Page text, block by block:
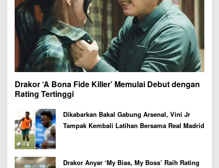
Drakor ‘A Bona Fide Killer’ Memulai Debut dengan
Rating Tertinggi
Dikabarkan Bakal Gabung Arsenal, Vini Jr
Tampak Kembali Latihan Bersama Real Madrid
Drakor Anyar ‘My Bias, My Boss’ Raih Rating